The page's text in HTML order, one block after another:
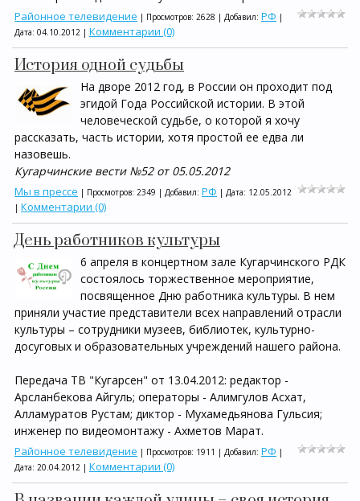
Районное телевидение | Просмотров: 2628 | Добавил: РФ |
Дата: 04.10.2012 | Комментарии (0)
История одной судьбы
На дворе 2012 год, в России он проходит под
эгидой Года Российской истории. В этой
человеческой судьбе, о которой я хочу
рассказать, часть истории, хотя простой ее едва ли
назовешь.
Кугарчинские вести №52 от 05.05.2012
Мы в прессе | Просмотров: 2349 | Добавил: РФ | Дата: 12.05.2012
| Комментарии (0)
День работников культуры
6 апреля в концертном зале Кугарчинского РДК
состоялось торжественное мероприятие,
посвященное Дню работника культуры. В нем
приняли участие представители всех направлений отрасли
культуры – сотрудники музеев, библиотек, культурно-
досуговых и образовательных учреждений нашего района.
Передача ТВ "Кугарсен" от 13.04.2012: редактор -
Арсланбекова Айгуль; операторы - Алимгулов Асхат,
Алламуратов Рустам; диктор - Мухамедьянова Гульсия;
инженер по видеомонтажу - Ахметов Марат.
Районное телевидение | Просмотров: 1911 | Добавил: РФ |
Дата: 20.04.2012 | Комментарии (0)